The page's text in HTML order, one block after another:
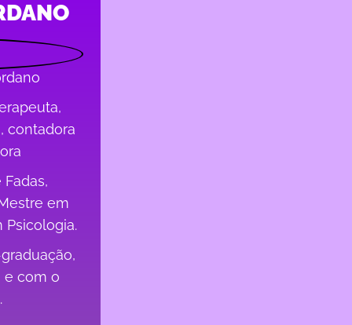
contadora
em
Psicologia.
e com o